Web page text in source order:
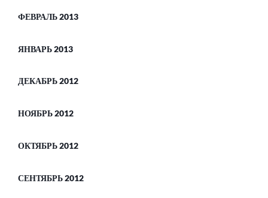
ФЕВРАЛЬ 2013
ЯНВАРЬ 2013
ДЕКАБРЬ 2012
НОЯБРЬ 2012
ОКТЯБРЬ 2012
СЕНТЯБРЬ 2012